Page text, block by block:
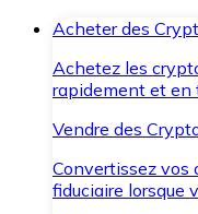
Acheter des
Achetez les
rapidement et en
Vendre des
Convertissez vos
fiduciaire lorsque